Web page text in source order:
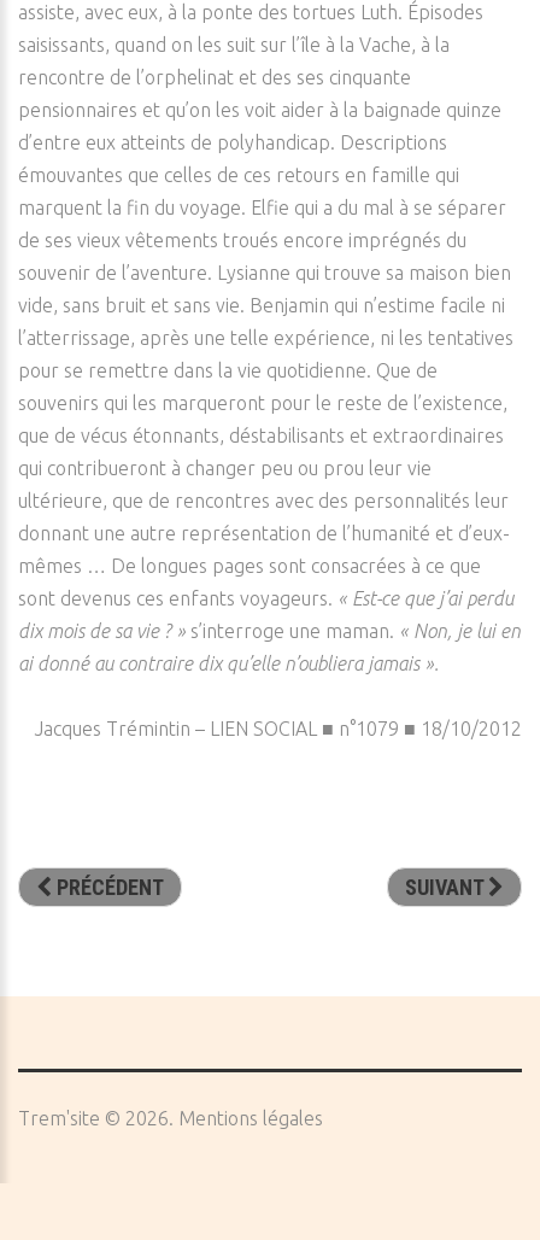
assiste, avec eux, à la ponte des tortues Luth. Épisodes
saisissants, quand on les suit sur l’île à la Vache, à la
rencontre de l’orphelinat et des ses cinquante
pensionnaires et qu’on les voit aider à la baignade quinze
d’entre eux atteints de polyhandicap. Descriptions
émouvantes que celles de ces retours en famille qui
marquent la fin du voyage. Elfie qui a du mal à se séparer
de ses vieux vêtements troués encore imprégnés du
souvenir de l’aventure. Lysianne qui trouve sa maison bien
vide, sans bruit et sans vie. Benjamin qui n’estime facile ni
l’atterrissage, après une telle expérience, ni les tentatives
pour se remettre dans la vie quotidienne. Que de
souvenirs qui les marqueront pour le reste de l’existence,
que de vécus étonnants, déstabilisants et extraordinaires
qui contribueront à changer peu ou prou leur vie
ultérieure, que de rencontres avec des personnalités leur
donnant une autre représentation de l’humanité et d’eux-
mêmes … De longues pages sont consacrées à ce que
sont devenus ces enfants voyageurs. « Est-ce que j’ai perdu
dix mois de sa vie ? » s’interroge une maman. « Non, je lui en
ai donné au contraire dix qu’elle n’oubliera jamais ».
Jacques Trémintin – LIEN SOCIAL ■ n°1079 ■ 18/10/2012
PRÉCÉDENT SUIVANT
Trem'site © 2026 Mentions légales